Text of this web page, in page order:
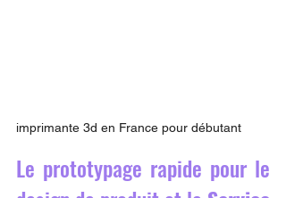
imprimante 3d en France pour débutant
Le prototypage rapide pour le